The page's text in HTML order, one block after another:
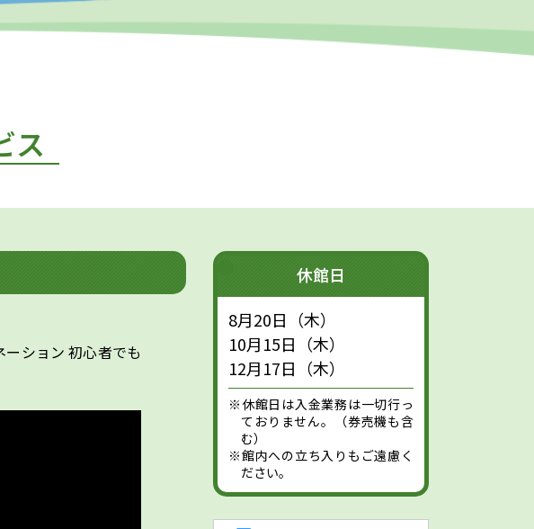
ス
ション 初心者でも
休館日
8月20日（木）
10月15日（木）
12月17日（木）
※休館日は入金業務は一切行っ
ておりません。（券売機も含
む）
※館内への立ち入りもご遠慮く
ださい。